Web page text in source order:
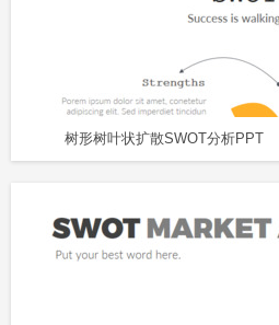
树形树叶状扩散SWOT分析PPT